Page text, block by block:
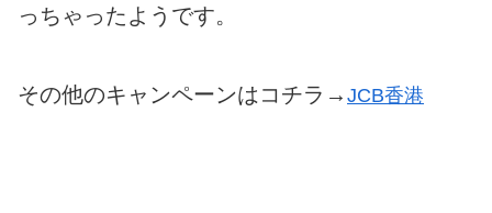
っちゃったようです。
その他のキャンペーンはコチラ→ JCB香港